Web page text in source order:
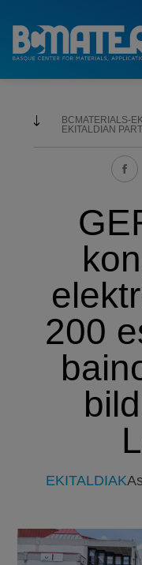
BCMATERIALS-
EKITALDIAN
200
EKITALDIAK